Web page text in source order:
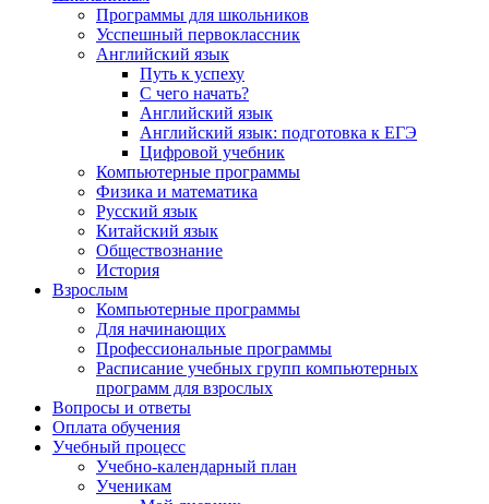
Программы для школьников
Усспешный первоклассник
Английский язык
Путь к успеху
С чего начать?
Английский язык
Английский язык: подготовка к ЕГЭ
Цифровой учебник
Компьютерные программы
Физика и математика
Русский язык
Китайский язык
Обществознание
История
Взрослым
Компьютерные программы
Для начинающих
Профессиональные программы
Расписание учебных групп компьютерных
программ для взрослых
Вопросы и ответы
Оплата обучения
Учебный процесс
Учебно-календарный план
Ученикам